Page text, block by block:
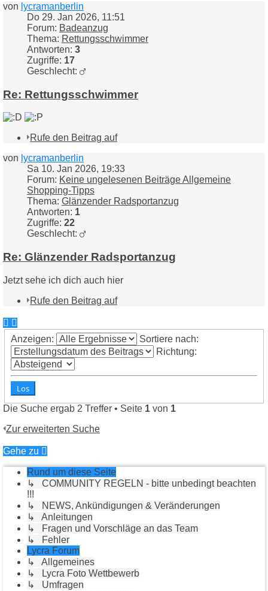
von lycramanberlin
Do 29. Jan 2026, 11:51
Forum: Badeanzug
Thema: Rettungsschwimmer
Antworten: 3
Zugriffe: 17
Geschlecht:
Re: Rettungsschwimmer
Rufe den Beitrag auf
von lycramanberlin
Sa 10. Jan 2026, 19:33
Forum: Keine ungelesenen Beiträge Allgemeine
Shopping-Tipps
Thema: Glänzender Radsportanzug
Antworten: 1
Zugriffe: 22
Geschlecht:
Re: Glänzender Radsportanzug
Jetzt sehe ich dich auch hier
Rufe den Beitrag auf
Anzeigen:
Sortiere nach:
Richtung:
Die Suche ergab 2 Treffer • Seite 1 von 1
Zur erweiterten Suche
Gehe zu
Rund um diese Seite
↳ COMMUNITY REGELN - bitte unbedingt beachten
!!!
↳ NEWS, Ankündigungen & Veränderungen
↳ Anleitungen
↳ Fragen und Vorschläge an das Team
↳ Fehler
Lycra Forum
↳ Allgemeines
↳ Lycra Foto Wettbewerb
↳ Umfragen